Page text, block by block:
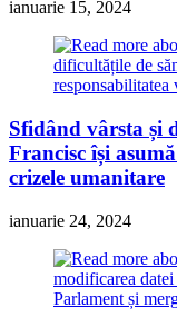
ianuarie 15, 2024
Sfidând vârsta și
Francisc își
crizele umanitare
ianuarie 24, 2024